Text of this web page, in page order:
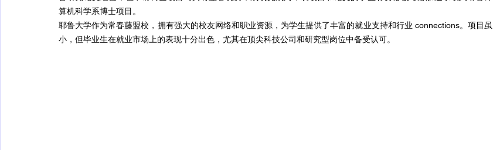
算机科学系博士项目。
耶鲁大学作为常春藤盟校，拥有强大的校友网络和职业资源，为学生提供了丰富的就业支持和行业 connections。项目虽
小，但毕业生在就业市场上的表现十分出色，尤其在顶尖科技公司和研究型岗位中备受认可。